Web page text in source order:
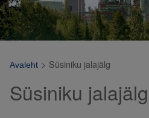
Avaleht > Süsiniku jalajälg
Süsiniku jalajälg